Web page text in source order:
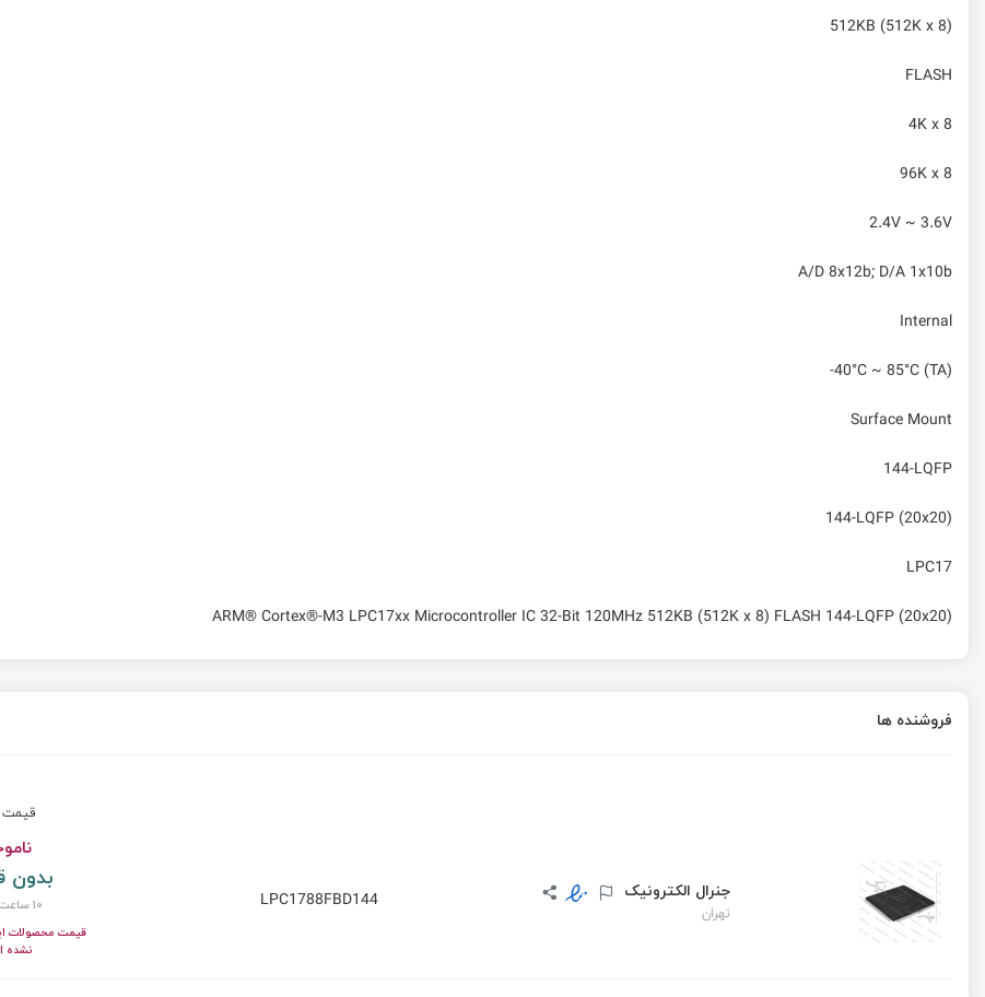
512KB (512K x 8)
FLASH
4K x 8
96K x 8
2.4V ~ 3.6V
A/D 8x12b; D/A 1x10b
Internal
-40°C ~ 85°C (TA)
Surface Mount
144-LQFP
144-LQFP (20x20)
LPC17
ARM® Cortex®-M3 LPC17xx Microcontroller IC 32-Bit 120MHz 512KB (512K x 8) FLASH 144-LQFP (20x20)
فروشنده ها
جنرال الکترونیک
تهران
LPC1788FBD144
بدون
10 ساعت پیش
قیمت محصولات
نشده